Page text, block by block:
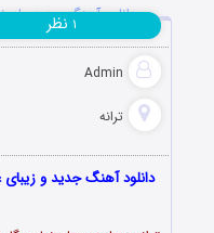
دانلود آهنگ جدید
Admin
ترانه
۱ نظر
دانلود آهنگ جدید و زیبای